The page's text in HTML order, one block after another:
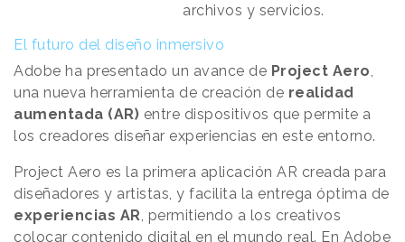
archivos y servicios.
El futuro del diseño inmersivo
Adobe ha presentado un avance de Project Aero,
una nueva herramienta de creación de realidad
aumentada (AR) entre dispositivos que permite a
los creadores diseñar experiencias en este entorno.
Project Aero es la primera aplicación AR creada para
diseñadores y artistas, y facilita la entrega óptima de
experiencias AR, permitiendo a los creativos
colocar contenido digital en el mundo real. En Adobe